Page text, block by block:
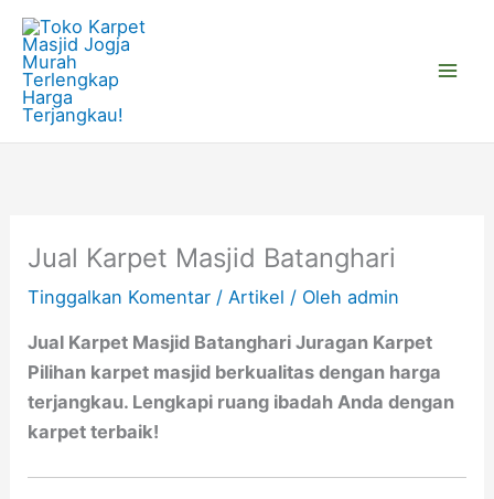
Lewati
konten
Jual Karpet Masjid Batanghari
Tinggalkan Komentar /Artikel / Olehadmin
Jual Karpet Masjid Batanghari Juragan Karpet
Pilihan karpet masjid berkualitas dengan harga
terjangkau. Lengkapi ruang ibadah Anda dengan
karpet terbaik!